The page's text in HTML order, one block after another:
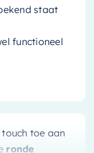
staat
functioneel
toe aan
ronde